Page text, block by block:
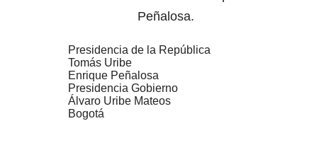
Peñalosa.
Presidencia de la República
Tomás Uribe
Enrique Peñalosa
Presidencia Gobierno
Álvaro Uribe Mateos
Bogotá